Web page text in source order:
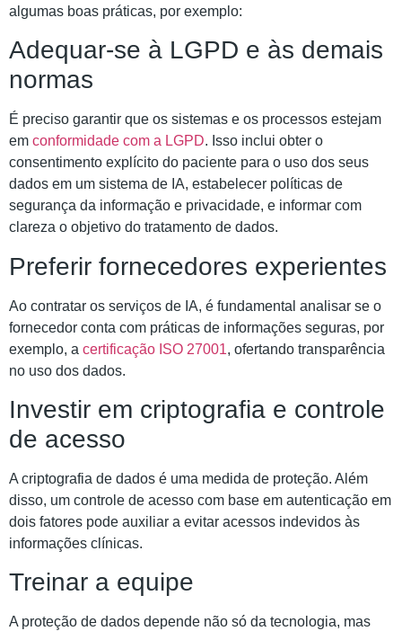
algumas boas práticas, por exemplo:
Adequar-se à LGPD e às demais
normas
É preciso garantir que os sistemas e os processos estejam
em conformidade com a LGPD. Isso inclui obter o
consentimento explícito do paciente para o uso dos seus
dados em um sistema de IA, estabelecer políticas de
segurança da informação e privacidade, e informar com
clareza o objetivo do tratamento de dados.
Preferir fornecedores experientes
Ao contratar os serviços de IA, é fundamental analisar se o
fornecedor conta com práticas de informações seguras, por
exemplo, a certificação ISO 27001, ofertando transparência
no uso dos dados.
Investir em criptografia e controle
de acesso
A criptografia de dados é uma medida de proteção. Além
disso, um controle de acesso com base em autenticação em
dois fatores pode auxiliar a evitar acessos indevidos às
informações clínicas.
Treinar a equipe
A proteção de dados depende não só da tecnologia, mas